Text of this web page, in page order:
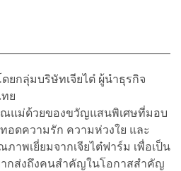
ดยกลุ่มบริษัทเจียไต๋ ผู้นำธุรกิจ
ย
แม่ด้วยของขวัญแสนพิเศษที่มอบ
อดความรัก ความห่วงใย และ
าพเยี่ยมจากเจียไต๋ฟาร์ม เพื่อเป็น
กส่งถึงคนสำคัญในโอกาสสำคัญ